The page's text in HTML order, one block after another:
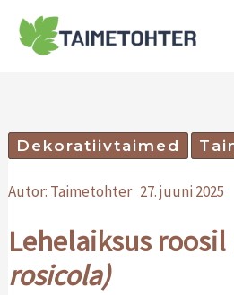
content
Dekoratiivtaimed
Autor: Taimetohter 27. juuni 2025
Lehelaiksus roosil
rosicola)